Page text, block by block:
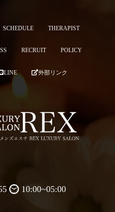
SCHEDULE THERAPIST
RECRUIT POLICY
LINE 外部リンク
10:00~05:00